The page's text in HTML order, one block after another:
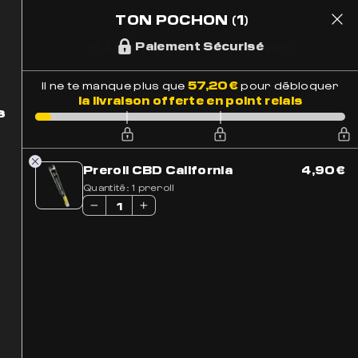
TON POCHON (1)
Paiement Sécurisé
Il ne te manque plus que57,20€pour débloquer
la livraison offerte en point relais
Preroll CBD California
Quantité: 1 preroll
4,90€